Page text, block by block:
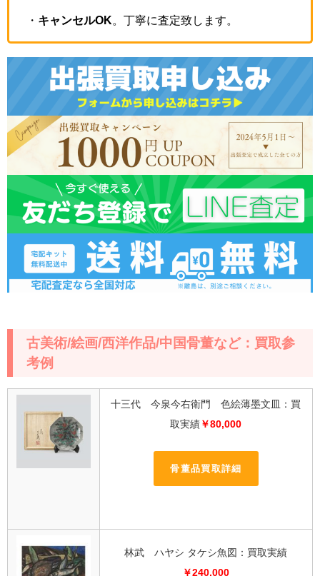
・ キャンセルOK 。丁寧に査定致します。
古美術/絵画/西洋作品/中国骨董など：買取参
考例
十三代 今泉今右衛門 色絵薄墨文皿：買
取実績 ￥80,000
骨董品買取詳細
林武 ハヤシ タケシ魚図：買取実績
￥240,000